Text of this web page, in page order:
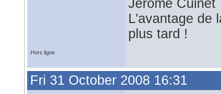
Jérôme Cuinet
L'avantage de
plus tard !
Hors ligne
Fri 31 October 2008 16:31